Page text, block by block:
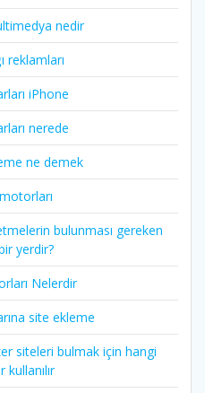
nedir
reklamları
iPhone
nerede
ne demek
bulunması gereken
yerdir?
Nelerdir
site ekleme
siteleri bulmak için hangi